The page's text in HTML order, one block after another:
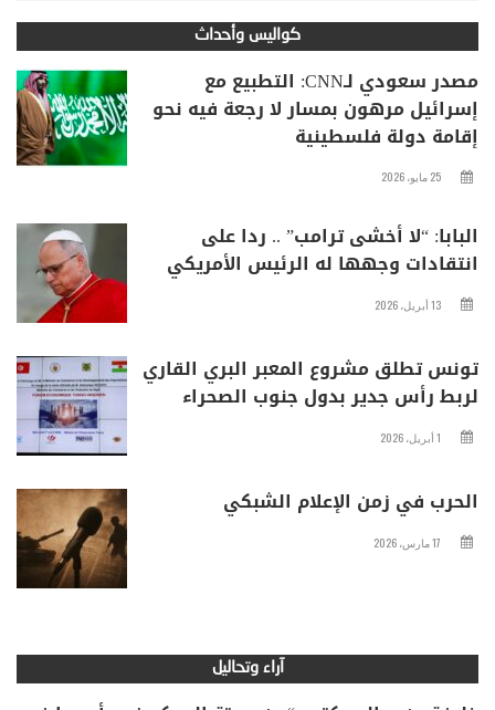
كواليس وأحداث
مصدر سعودي لـCNN: التطبيع مع
إسرائيل مرهون بمسار لا رجعة فيه نحو
إقامة دولة فلسطينية
25 مايو، 2026
البابا: “لا أخشى ترامب” .. ردا على
انتقادات وجهها له الرئيس الأمريكي
13 أبريل، 2026
تونس تطلق مشروع المعبر البري القاري
لربط رأس جدير بدول جنوب الصحراء
1 أبريل، 2026
الحرب في زمن الإعلام الشبكي
17 مارس، 2026
آراء وتحاليل